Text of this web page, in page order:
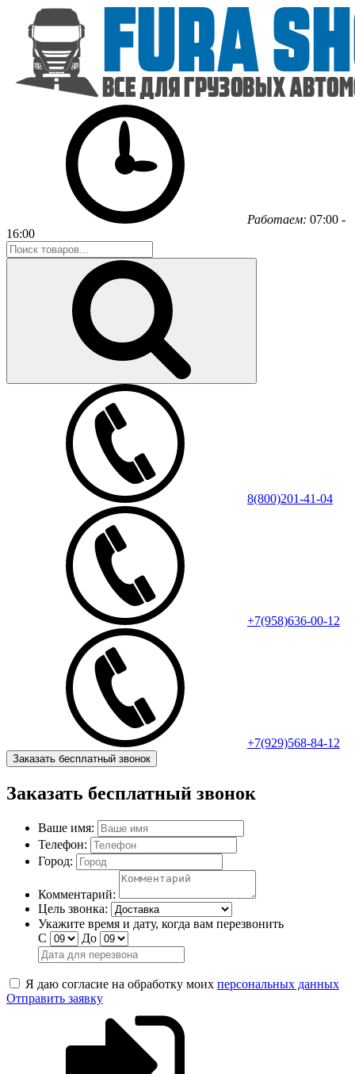
Работаем: 07:00 -
16:00
8(800)201-41-04
+7(958)636-00-12
+7(929)568-84-12
Заказать бесплатный звонок
Заказать бесплатный звонок
Ваше имя:
Телефон:
Город:
Комментарий:
Цель звонка:
Укажите время и дату, когда вам перезвонить
С
До
Я даю согласие на обработку моих персональных данных
Отправить заявку